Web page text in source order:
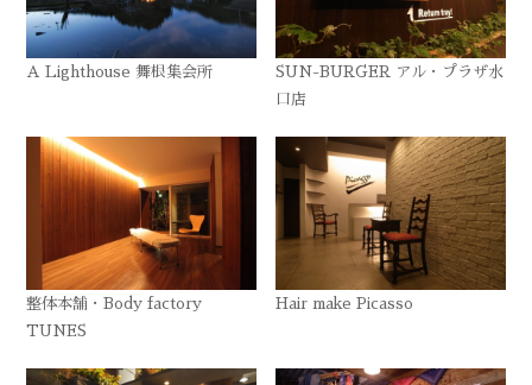
A Lighthouse 舞根集会所
SUN-BURGER アル・プラザ水
口店
整体本舗・Body factory
TUNES
Hair make Picasso